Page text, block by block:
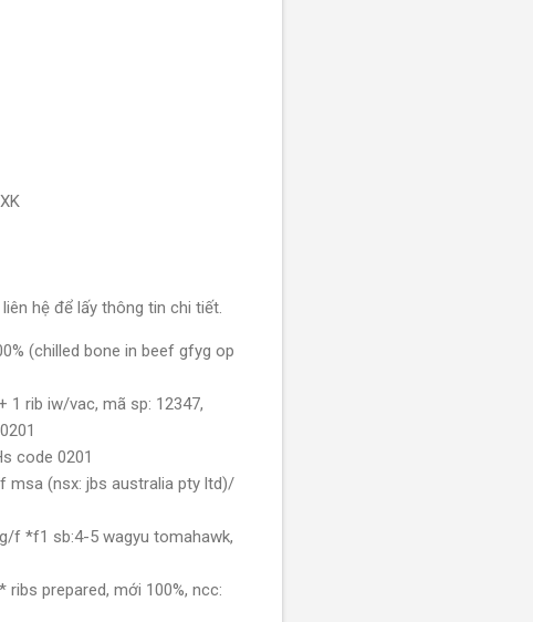
hệ để lấy thông tin chi tiết.
(chilled bone in beef gfyg op
1 rib iw/vac, mã sp: 12347,
code 0201
msa (nsx: jbs australia pty ltd)/
f *f1 sb:4-5 wagyu tomahawk,
prepared, mới 100%, ncc: